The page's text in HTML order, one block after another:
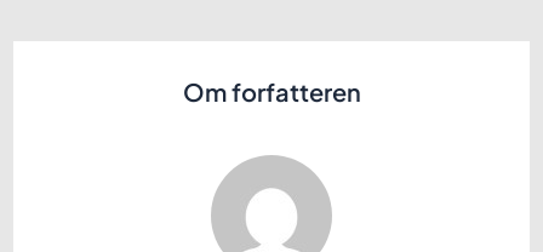
Om forfatteren